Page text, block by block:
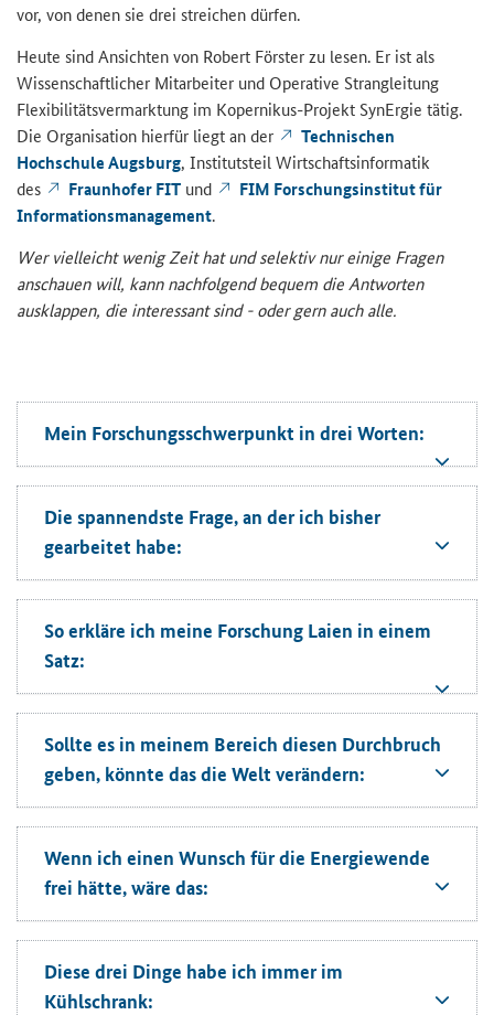
vor, von denen sie drei streichen dürfen.
Heute sind Ansichten von Robert Förster zu lesen. Er ist als
Wissenschaftlicher Mitarbeiter und Operative Strangleitung
Flexibilitätsvermarktung im Kopernikus-Projekt SynErgie tätig.
Die Organisation hierfür liegt an der
Technischen
Hochschule Augsburg, Institutsteil Wirtschaftsinformatik
des
Fraunhofer FIT und
FIM Forschungsinstitut für
Informationsmanagement.
Wer vielleicht wenig Zeit hat und selektiv nur einige Fragen
anschauen will, kann nachfolgend bequem die Antworten
ausklappen, die interessant sind - oder gern auch alle.
Mein Forschungsschwerpunkt in drei Worten:
Die spannendste Frage, an der ich bisher
gearbeitet habe:
So erkläre ich meine Forschung Laien in einem
Satz:
Sollte es in meinem Bereich diesen Durchbruch
geben, könnte das die Welt verändern:
Wenn ich einen Wunsch für die Energiewende
frei hätte, wäre das:
Diese drei Dinge habe ich immer im
Kühlschrank: